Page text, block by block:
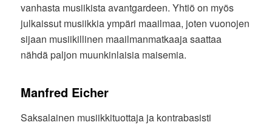
vanhasta musiikista avantgardeen. Yhtiö on myös
julkaissut musiikkia ympäri maailmaa, joten vuonojen
sijaan musiikillinen maailmanmatkaaja saattaa
nähdä paljon muunkinlaisia maisemia.
Manfred Eicher
Saksalainen musiikkituottaja ja kontrabasisti